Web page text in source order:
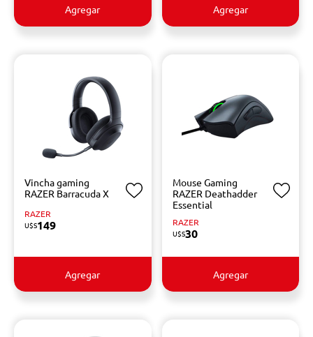
Agregar Agregar
Vincha gaming
RAZER Barracuda X
RAZER
U$S149
Agregar
Mouse Gaming
RAZER Deathadder
Essential
RAZER
U$S30
Agregar